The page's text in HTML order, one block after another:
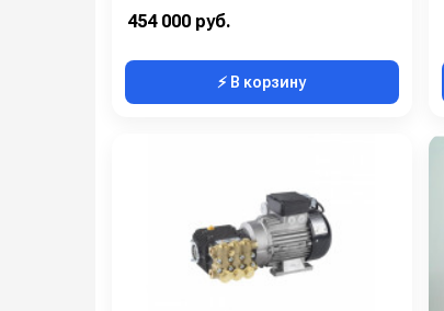
454 000 руб.
⚡ В корзину